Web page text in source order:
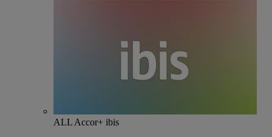
ALL Accor+ ibis